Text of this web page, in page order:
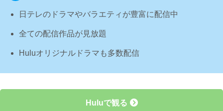
日テレのドラマやバラエティが豊富に配信中
全ての配信作品が見放題
Huluオリジナルドラマも多数配信
Huluで観る